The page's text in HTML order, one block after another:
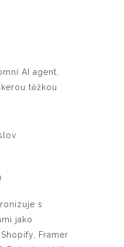
AI agent,
těžkou
s
jako
Framer